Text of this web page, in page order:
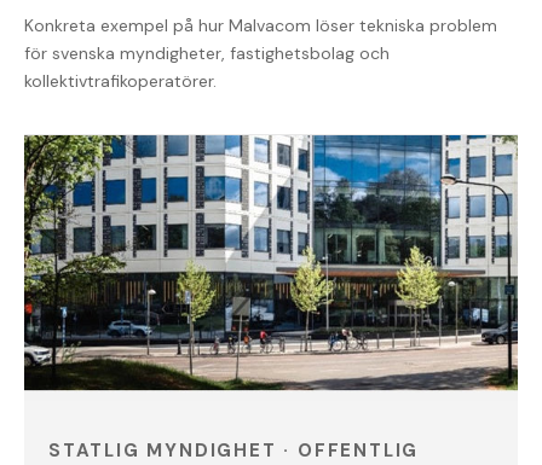
Konkreta exempel på hur Malvacom löser tekniska problem
för svenska myndigheter, fastighetsbolag och
kollektivtrafikoperatörer.
STATLIG MYNDIGHET · OFFENTLIG